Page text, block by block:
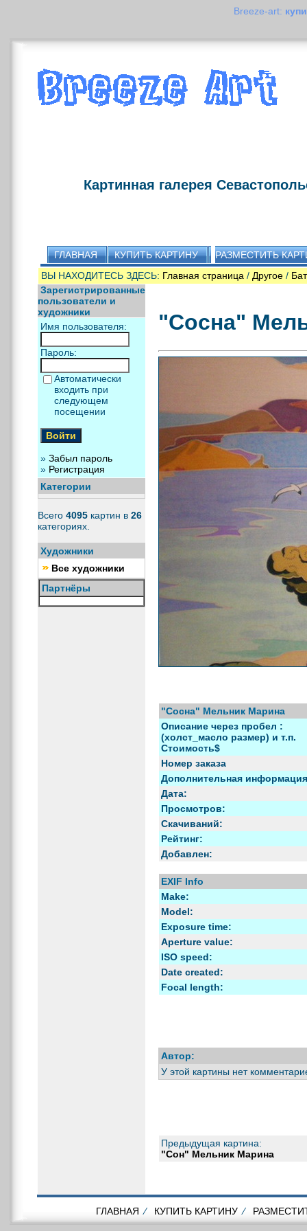
Breeze-art:
Картинная галерея
ГЛАВНАЯ КУПИТЬ КАРТИНУ
РАЗМЕСТИТЬ
ВЫ НАХОДИТЕСЬ ЗДЕСЬ: Главная страница / Другое/
Зарегистрированные
пользователи и
художники
Имя пользователя:
Пароль:
Автоматически
входить при
следующем
посещении
» Забыл пароль
» Регистрация
Категории
Всего 4095картин в 26
категориях.
Художники
Все художники
Партнёры
"Сосна"
"Сосна" Мельник Марина
Описание через пробел :
(холст_масло размер) и т.п.
Стоимость$
Номер заказа
Дополнительная
Дата:
Просмотров:
Скачиваний:
Рейтинг:
Добавлен:
EXIF Info
Make:
Model:
Exposure time:
Aperture value:
ISO speed:
Date created:
Focal length:
Автор:
У этой картины нет
Предыдущая картина:
"Сон" Мельник Марина
ГЛАВНАЯ ⁄ КУПИТЬ КАРТИНУ ⁄